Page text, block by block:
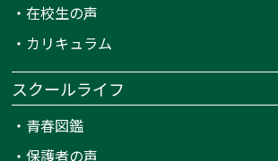
・在校生の声
・ カリキュラム
スクールライフ
・ 青春図鑑
・保護者の声